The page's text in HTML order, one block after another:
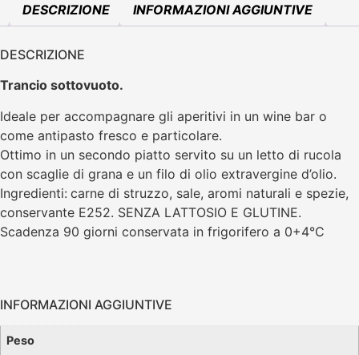
DESCRIZIONE INFORMAZIONI AGGIUNTIVE
DESCRIZIONE
Trancio sottovuoto.
Ideale per accompagnare gli aperitivi in un wine bar o
come antipasto fresco e particolare.
Ottimo in un secondo piatto servito su un letto di rucola
con scaglie di grana e un filo di olio extravergine d’olio.
Ingredienti: carne di struzzo, sale, aromi naturali e spezie,
conservante E252. SENZA LATTOSIO E GLUTINE.
Scadenza 90 giorni conservata in frigorifero a 0+4°C
INFORMAZIONI AGGIUNTIVE
Peso